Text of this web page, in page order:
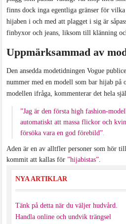
finns dock inga egentliga gränser för
hijaben i och med att plagget i sig är
finbyxor och jeans, liksom till klänning
Uppmärksammad av
Den ansedda modetidningen Vogue
nummer med en modell som bar hijab på
modellen ifråga, kommenterar det hela
”Jag är den första high fashion-
automatiskt att massa flickor och
försöka vara en god förebild”
Aden är en av alltfler personer som hör
kommit att kallas för”hijabistas”
NYA ARTIKLAR
Tänk på detta när du väljer hudvård.
Handla online och undvik trängsel